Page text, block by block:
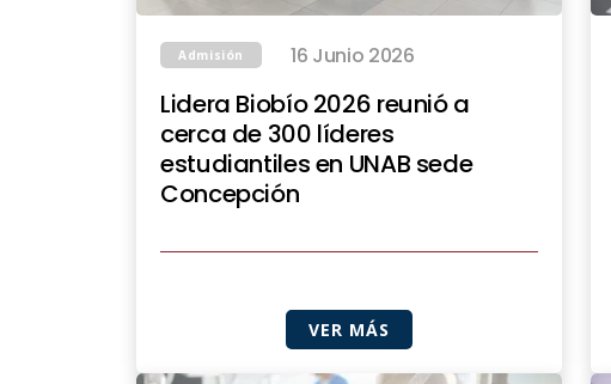
Admisión 16 Junio 2026
Lidera Biobío 2026 reunió a
cerca de 300 líderes
estudiantiles en UNAB sede
Concepción
VER MÁS